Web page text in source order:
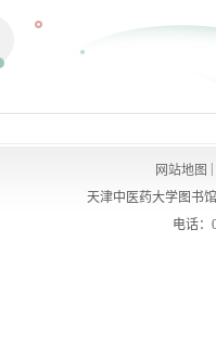
网站地图
天津中医药大学图书
电话：